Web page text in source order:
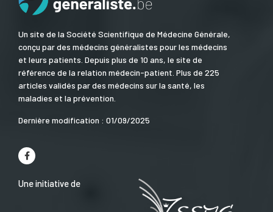
Un site de la Société Scientifique de Médecine Générale,
conçu par des médecins généralistes pour les médecins
et leurs patients. Depuis plus de 10 ans, le site de
référence de la relation médecin-patient. Plus de 225
articles validés par des médecins sur la santé, les
maladies et la prévention.
Dernière modification : 01/09/2025
Une initiative de